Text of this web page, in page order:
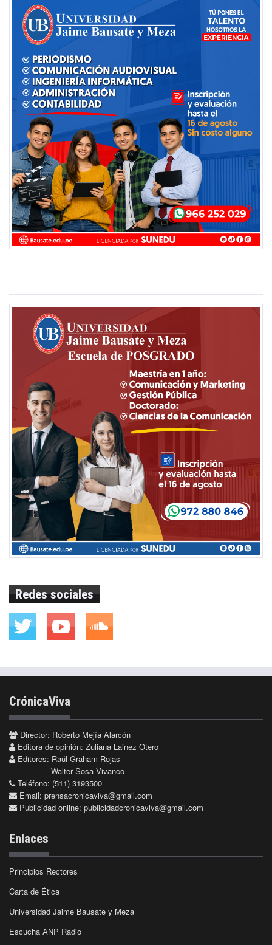
Redes sociales
CrónicaViva
Director: Roberto Mejía Alarcón
Editora de opinión: Zuliana Lainez Otero
Editores: Raúl Graham Rojas
Walter Sosa Vivanco
Teléfono: (511) 3193500
Email: prensacronicaviva@gmail.com
Publicidad online: publicidadcronicaviva@gmail.com
Enlaces
Principios Rectores
Carta de Ética
Universidad Jaime Bausate y Meza
Escucha ANP Radio